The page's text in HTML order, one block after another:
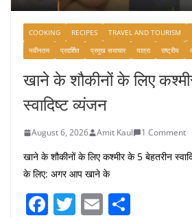
COOKING RECIPES TRAVEL AND TOURISM
नवीनतम
प्रदर्शित प्रमुख समाचार यात्रा राष्ट्रीय
खाने के शौकीनों के लिए
स्वादिष्ट व्यंजन
August 6, 2026 Amit Kaul 1 Comment
खाने के शौकीनों के लिए कश्मीर के 5 बेहतरीन
के लिए: अगर आप खाने के
F T E